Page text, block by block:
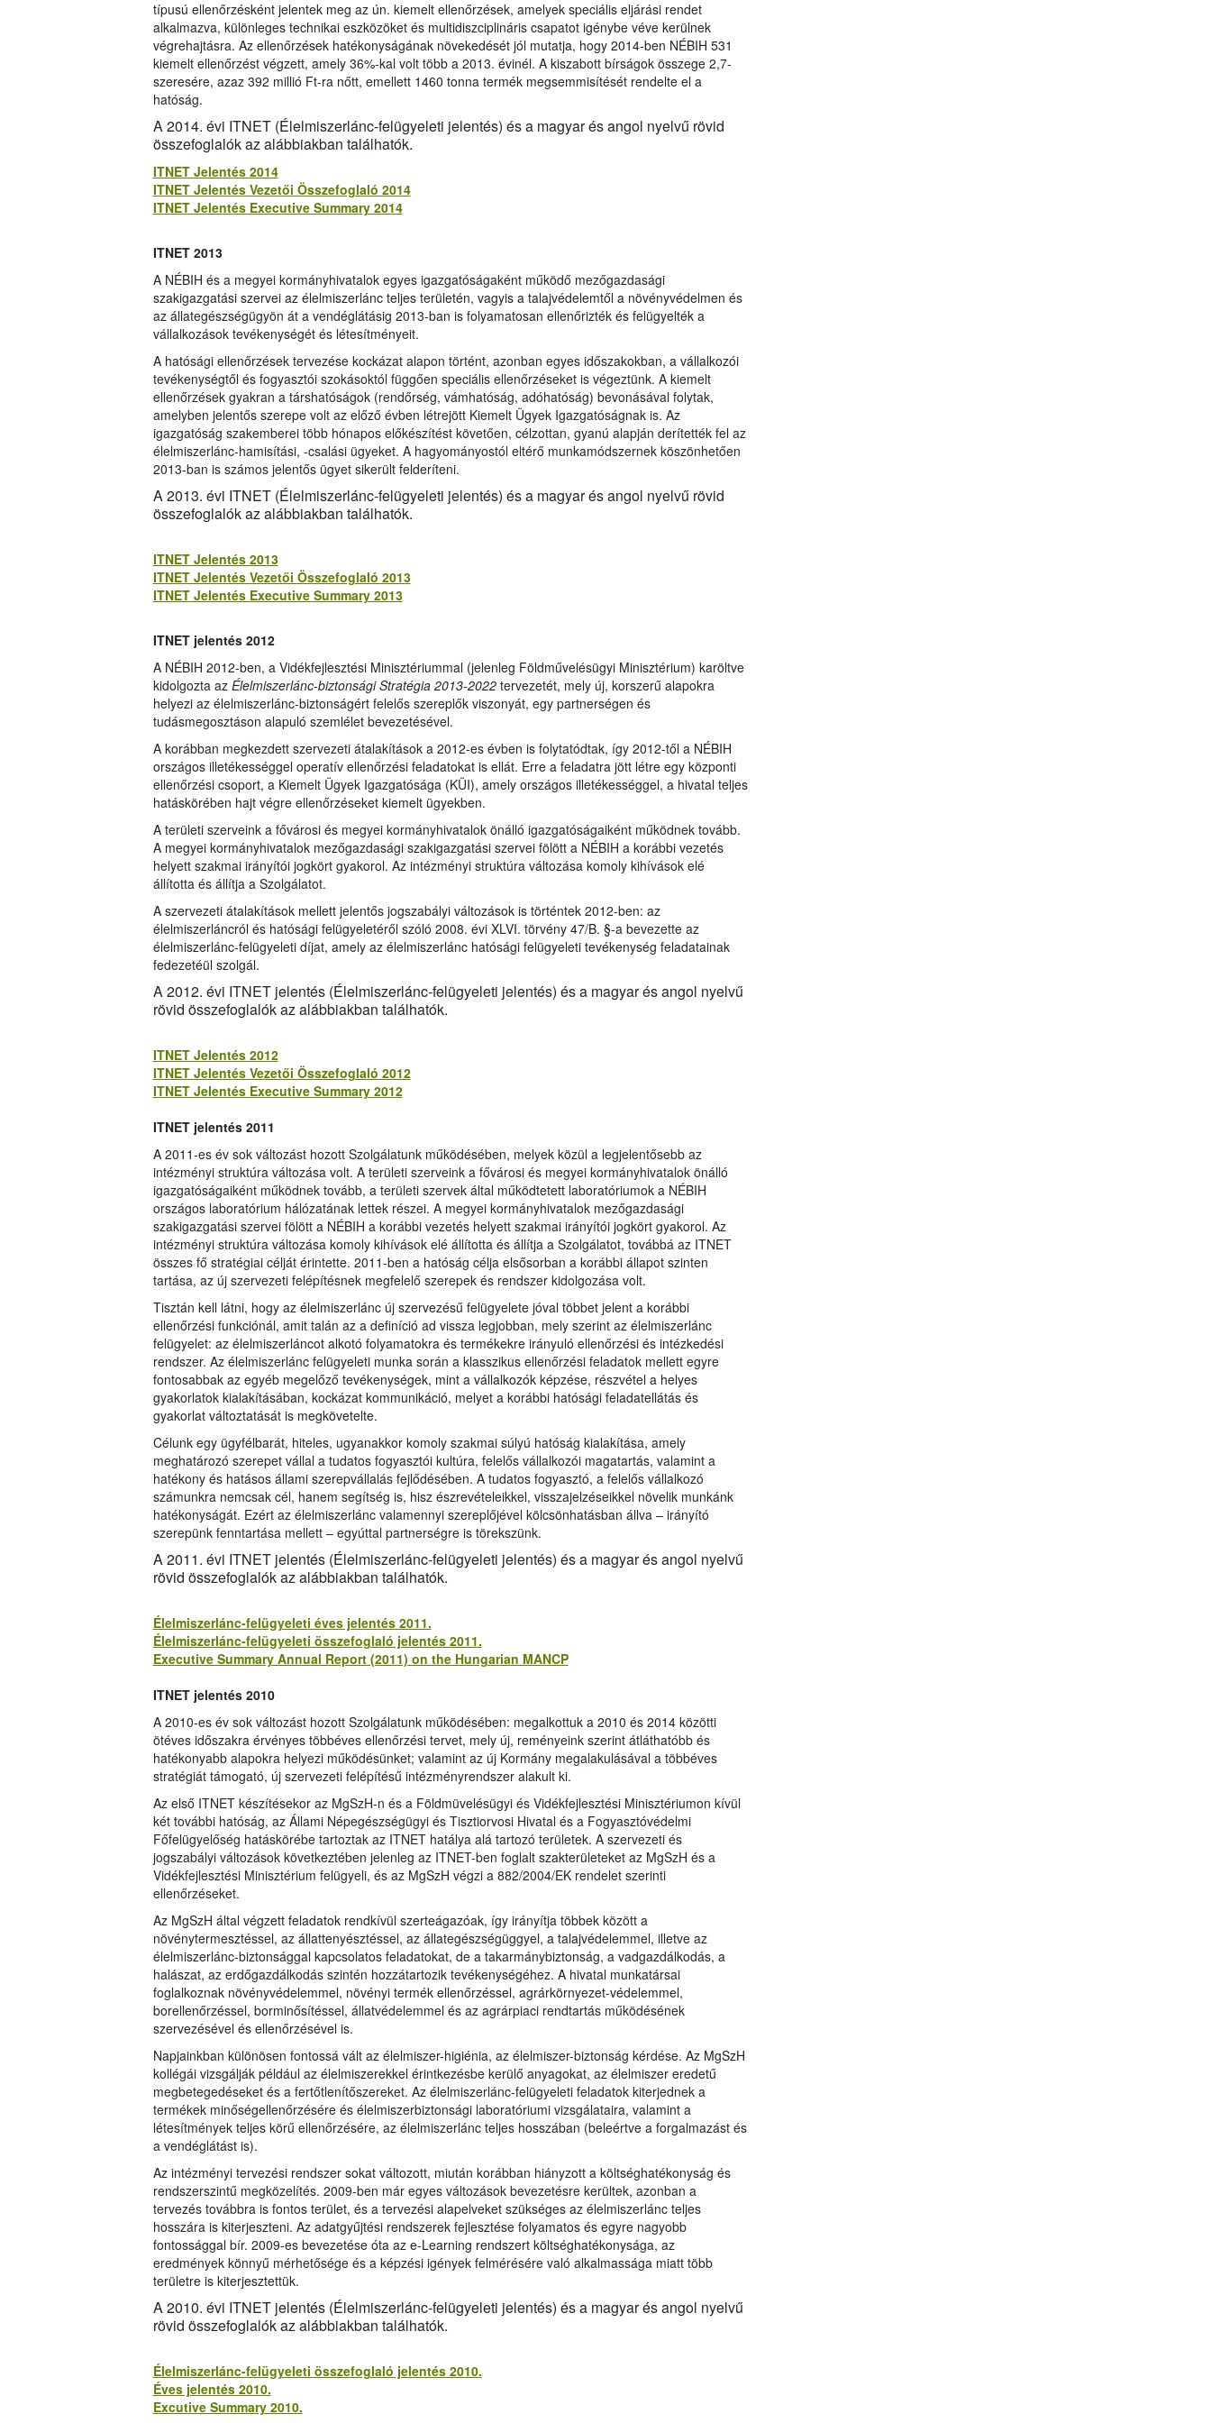
típusú ellenőrzésként jelentek meg az ún. kiemelt ellenőrzések, amelyek speciális eljárási rendet
alkalmazva, különleges technikai eszközöket és multidiszciplináris csapatot igénybe véve kerülnek
végrehajtásra. Az ellenőrzések hatékonyságának növekedését jól mutatja, hogy 2014-ben NÉBIH 531
kiemelt ellenőrzést végzett, amely 36%-kal volt több a 2013. évinél. A kiszabott bírságok összege 2,7-
szeresére, azaz 392 millió Ft-ra nőtt, emellett 1460 tonna termék megsemmisítését rendelte el a
hatóság.
A 2014. évi ITNET (Élelmiszerlánc-felügyeleti jelentés) és a magyar és angol nyelvű rövid
összefoglalók az alábbiakban találhatók.
ITNET Jelentés 2014
ITNET Jelentés Vezetői Összefoglaló 2014
ITNET Jelentés Executive Summary 2014
ITNET 2013
A NÉBIH és a megyei kormányhivatalok egyes igazgatóságaként működő mezőgazdasági
szakigazgatási szervei az élelmiszerlánc teljes területén, vagyis a talajvédelemtől a növényvédelmen és
az állategészségügyön át a vendéglátásig 2013-ban is folyamatosan ellenőrizték és felügyelték a
vállalkozások tevékenységét és létesítményeit.
A hatósági ellenőrzések tervezése kockázat alapon történt, azonban egyes időszakokban, a vállalkozói
tevékenységtől és fogyasztói szokásoktól függően speciális ellenőrzéseket is végeztünk. A kiemelt
ellenőrzések gyakran a társhatóságok (rendőrség, vámhatóság, adóhatóság) bevonásával folytak,
amelyben jelentős szerepe volt az előző évben létrejött Kiemelt Ügyek Igazgatóságnak is. Az
igazgatóság szakemberei több hónapos előkészítést követően, célzottan, gyanú alapján derítették fel az
élelmiszerlánc-hamisítási, -csalási ügyeket. A hagyományostól eltérő munkamódszernek köszönhetően
2013-ban is számos jelentős ügyet sikerült felderíteni.
A 2013. évi ITNET (Élelmiszerlánc-felügyeleti jelentés) és a magyar és angol nyelvű rövid
összefoglalók az alábbiakban találhatók.
ITNET Jelentés 2013
ITNET Jelentés Vezetői Összefoglaló 2013
ITNET Jelentés Executive Summary 2013
ITNET jelentés 2012
A NÉBIH 2012-ben, a Vidékfejlesztési Minisztériummal (jelenleg Földművelésügyi Minisztérium) karöltve
kidolgozta az Élelmiszerlánc-biztonsági Stratégia 2013-2022tervezetét, mely új, korszerű alapokra
helyezi az élelmiszerlánc-biztonságért felelős szereplők viszonyát, egy partnerségen és
tudásmegosztáson alapuló szemlélet bevezetésével.
A korábban megkezdett szervezeti átalakítások a 2012-es évben is folytatódtak, így 2012-től a NÉBIH
országos illetékességgel operatív ellenőrzési feladatokat is ellát. Erre a feladatra jött létre egy központi
ellenőrzési csoport, a Kiemelt Ügyek Igazgatósága (KÜI), amely országos illetékességgel, a hivatal teljes
hatáskörében hajt végre ellenőrzéseket kiemelt ügyekben.
A területi szerveink a fővárosi és megyei kormányhivatalok önálló igazgatóságaiként működnek tovább.
A megyei kormányhivatalok mezőgazdasági szakigazgatási szervei fölött a NÉBIH a korábbi vezetés
helyett szakmai irányítói jogkört gyakorol. Az intézményi struktúra változása komoly kihívások elé
állította és állítja a Szolgálatot.
A szervezeti átalakítások mellett jelentős jogszabályi változások is történtek 2012-ben: az
élelmiszerláncról és hatósági felügyeletéről szóló 2008. évi XLVI. törvény 47/B. §-a bevezette az
élelmiszerlánc-felügyeleti díjat, amely az élelmiszerlánc hatósági felügyeleti tevékenység feladatainak
fedezetéül szolgál.
A 2012. évi ITNET jelentés (Élelmiszerlánc-felügyeleti jelentés) és a magyar és angol nyelvű
rövid összefoglalók az alábbiakban találhatók.
ITNET Jelentés 2012
ITNET Jelentés Vezetői Összefoglaló 2012
ITNET Jelentés Executive Summary 2012
ITNET jelentés 2011
A 2011-es év sok változást hozott Szolgálatunk működésében, melyek közül a legjelentősebb az
intézményi struktúra változása volt. A területi szerveink a fővárosi és megyei kormányhivatalok önálló
igazgatóságaiként működnek tovább, a területi szervek által működtetett laboratóriumok a NÉBIH
országos laboratórium hálózatának lettek részei. A megyei kormányhivatalok mezőgazdasági
szakigazgatási szervei fölött a NÉBIH a korábbi vezetés helyett szakmai irányítói jogkört gyakorol. Az
intézményi struktúra változása komoly kihívások elé állította és állítja a Szolgálatot, továbbá az ITNET
összes fő stratégiai célját érintette. 2011-ben a hatóság célja elsősorban a korábbi állapot szinten
tartása, az új szervezeti felépítésnek megfelelő szerepek és rendszer kidolgozása volt.
Tisztán kell látni, hogy az élelmiszerlánc új szervezésű felügyelete jóval többet jelent a korábbi
ellenőrzési funkciónál, amit talán az a definíció ad vissza legjobban, mely szerint az élelmiszerlánc
felügyelet: az élelmiszerláncot alkotó folyamatokra és termékekre irányuló ellenőrzési és intézkedési
rendszer. Az élelmiszerlánc felügyeleti munka során a klasszikus ellenőrzési feladatok mellett egyre
fontosabbak az egyéb megelőző tevékenységek, mint a vállalkozók képzése, részvétel a helyes
gyakorlatok kialakításában, kockázat kommunikáció, melyet a korábbi hatósági feladatellátás és
gyakorlat változtatását is megkövetelte.
Célunk egy ügyfélbarát, hiteles, ugyanakkor komoly szakmai súlyú hatóság kialakítása, amely
meghatározó szerepet vállal a tudatos fogyasztói kultúra, felelős vállalkozói magatartás, valamint a
hatékony és hatásos állami szerepvállalás fejlődésében. A tudatos fogyasztó, a felelős vállalkozó
számunkra nemcsak cél, hanem segítség is, hisz észrevételeikkel, visszajelzéseikkel növelik munkánk
hatékonyságát. Ezért az élelmiszerlánc valamennyi szereplőjével kölcsönhatásban állva – irányító
szerepünk fenntartása mellett – egyúttal partnerségre is törekszünk.
A 2011. évi ITNET jelentés (Élelmiszerlánc-felügyeleti jelentés) és a magyar és angol nyelvű
rövid összefoglalók az alábbiakban találhatók.
Élelmiszerlánc-felügyeleti éves jelentés 2011.
Élelmiszerlánc-felügyeleti összefoglaló jelentés 2011.
Executive Summary Annual Report (2011) on the Hungarian MANCP
ITNET jelentés 2010
A 2010-es év sok változást hozott Szolgálatunk működésében: megalkottuk a 2010 és 2014 közötti
ötéves időszakra érvényes többéves ellenőrzési tervet, mely új, reményeink szerint átláthatóbb és
hatékonyabb alapokra helyezi működésünket; valamint az új Kormány megalakulásával a többéves
stratégiát támogató, új szervezeti felépítésű intézményrendszer alakult ki.
Az első ITNET készítésekor az MgSzH-n és a Földmüvelésügyi és Vidékfejlesztési Minisztériumon kívül
két további hatóság, az Állami Népegészségügyi és Tisztiorvosi Hivatal és a Fogyasztóvédelmi
Főfelügyelőség hatáskörébe tartoztak az ITNET hatálya alá tartozó területek. A szervezeti és
jogszabályi változások következtében jelenleg az ITNET-ben foglalt szakterületeket az MgSzH és a
Vidékfejlesztési Minisztérium felügyeli, és az MgSzH végzi a 882/2004/EK rendelet szerinti
ellenőrzéseket.
Az MgSzH által végzett feladatok rendkívül szerteágazóak, így irányítja többek között a
növénytermesztéssel, az állattenyésztéssel, az állategészségüggyel, a talajvédelemmel, illetve az
élelmiszerlánc-biztonsággal kapcsolatos feladatokat, de a takarmánybiztonság, a vadgazdálkodás, a
halászat, az erdőgazdálkodás szintén hozzátartozik tevékenységéhez. A hivatal munkatársai
foglalkoznak növényvédelemmel, növényi termék ellenőrzéssel, agrárkörnyezet-védelemmel,
borellenőrzéssel, borminősítéssel, állatvédelemmel és az agrárpiaci rendtartás működésének
szervezésével és ellenőrzésével is.
Napjainkban különösen fontossá vált az élelmiszer-higiénia, az élelmiszer-biztonság kérdése. Az MgSzH
kollégái vizsgálják például az élelmiszerekkel érintkezésbe kerülő anyagokat, az élelmiszer eredetű
megbetegedéseket és a fertőtlenítőszereket. Az élelmiszerlánc-felügyeleti feladatok kiterjednek a
termékek minőségellenőrzésére és élelmiszerbiztonsági laboratóriumi vizsgálataira, valamint a
létesítmények teljes körű ellenőrzésére, az élelmiszerlánc teljes hosszában (beleértve a forgalmazást és
a vendéglátást is).
Az intézményi tervezési rendszer sokat változott, miután korábban hiányzott a költséghatékonyság és
rendszerszintű megközelítés. 2009-ben már egyes változások bevezetésre kerültek, azonban a
tervezés továbbra is fontos terület, és a tervezési alapelveket szükséges az élelmiszerlánc teljes
hosszára is kiterjeszteni. Az adatgyűjtési rendszerek fejlesztése folyamatos és egyre nagyobb
fontossággal bír. 2009-es bevezetése óta az e-Learning rendszert költséghatékonysága, az
eredmények könnyű mérhetősége és a képzési igények felmérésére való alkalmassága miatt több
területre is kiterjesztettük.
A 2010. évi ITNET jelentés (Élelmiszerlánc-felügyeleti jelentés) és a magyar és angol nyelvű
rövid összefoglalók az alábbiakban találhatók.
Élelmiszerlánc-felügyeleti összefoglaló jelentés 2010.
Éves jelentés 2010.
Excutive Summary 2010.